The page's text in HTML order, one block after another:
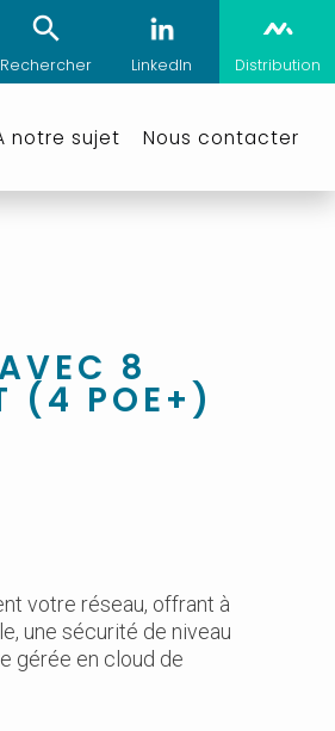
Rechercher LinkedIn Distribution
notre sujet Nous contacter
8
(4 POE+)
votre réseau, offrant à
une sécurité de niveau
gérée en cloud de